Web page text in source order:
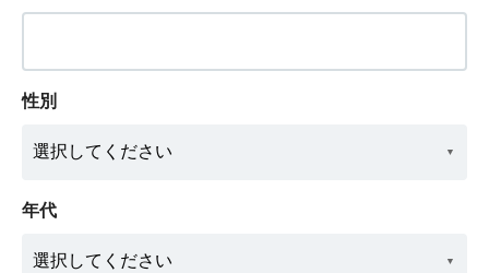
性別
年代